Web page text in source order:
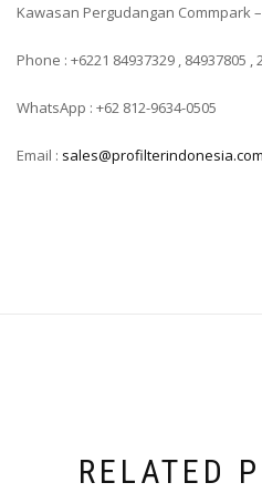
Kawasan Pergudangan Commpark
Phone : +6221 84937329 , 84937805 ,
WhatsApp : +62 812-9634-0505
Email : sales@profilterindonesia.com
RELATED